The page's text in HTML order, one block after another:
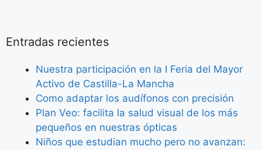
Entradas recientes
Nuestra participación en la I Feria del Mayor
Activo de Castilla-La Mancha
Como adaptar los audífonos con precisión
Plan Veo: facilita la salud visual de los más
pequeños en nuestras ópticas
Niños que estudian mucho pero no avanzan: